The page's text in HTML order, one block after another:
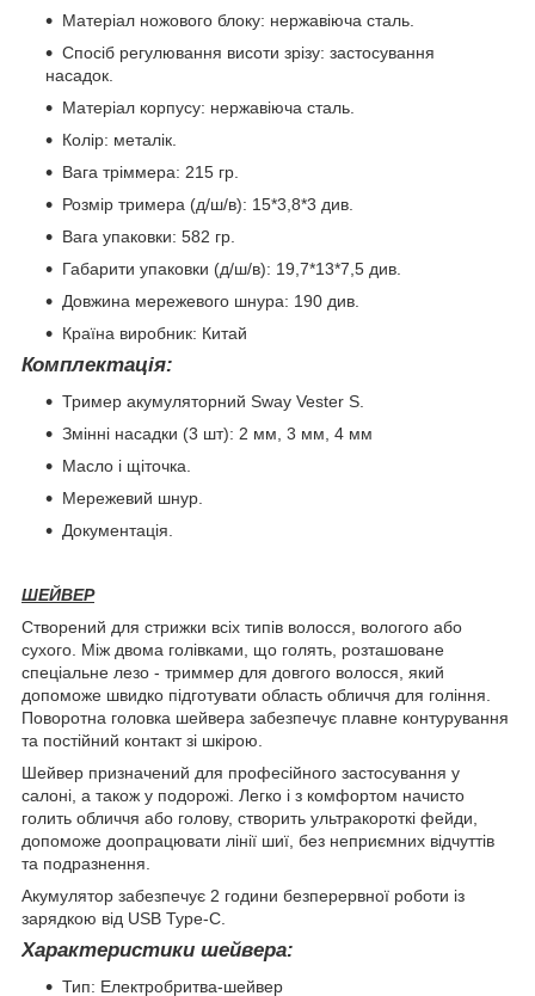
Матеріал ножового блоку: нержавіюча сталь.
Спосіб регулювання висоти зрізу: застосування
насадок.
Матеріал корпусу: нержавіюча сталь.
Колір: металік.
Вага тріммера: 215 гр.
Розмір тримера (д/ш/в): 15*3,8*3 див.
Вага упаковки: 582 гр.
Габарити упаковки (д/ш/в): 19,7*13*7,5 див.
Довжина мережевого шнура: 190 див.
Країна виробник: Китай
Комплектація:
Тример акумуляторний Sway Vester S.
Змінні насадки (3 шт): 2 мм, 3 мм, 4 мм
Масло і щіточка.
Мережевий шнур.
Документація.
ШЕЙВЕР
Створений для стрижки всіх типів волосся, вологого або
сухого. Між двома голівками, що голять, розташоване
спеціальне лезо - триммер для довгого волосся, який
допоможе швидко підготувати область обличчя для гоління.
Поворотна головка шейвера забезпечує плавне контурування
та постійний контакт зі шкірою.
Шейвер призначений для професійного застосування у
салоні, а також у подорожі. Легко і з комфортом начисто
голить обличчя або голову, створить ультракороткі фейди,
допоможе доопрацювати лінії шиї, без неприємних відчуттів
та подразнення.
Акумулятор забезпечує 2 години безперервної роботи із
зарядкою від USB Type-C.
Характеристики шейвера:
Тип: Електробритва-шейвер